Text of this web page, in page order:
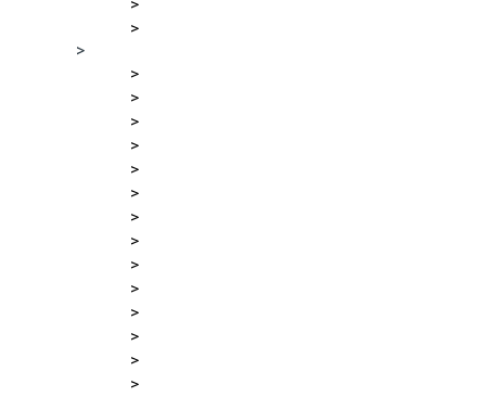
>
>
>
>
>
>
>
>
>
>
>
>
>
>
>
>
>